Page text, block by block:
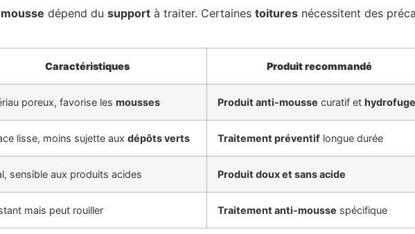
dépend du support à traiter. Certaines toitures nécessitent des
Caractéristiques Produit recommandé
poreux, favorise les mousses Produit anti-mousse curatif et hydrofuge
lisse, moins sujette aux dépôts verts Traitement préventif longue durée
sensible aux produits acides Produit doux et sans acide
mais peut rouiller Traitement anti-mousse spécifique